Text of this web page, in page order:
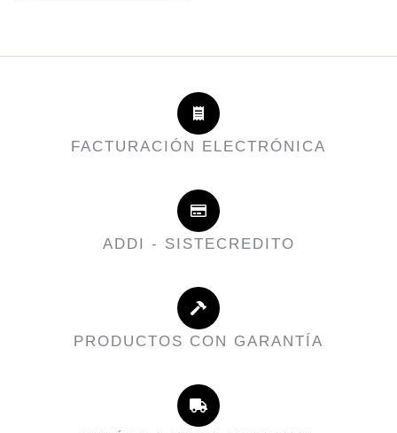
FACTURACIÓN ELECTRÓNICA
ADDI - SISTECREDITO
PRODUCTOS CON GARANTÍA